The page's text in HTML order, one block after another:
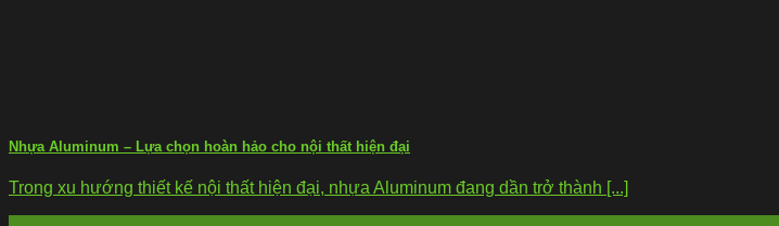
Nhựa Aluminum – Lựa chọn hoàn hảo cho nội thất hiện đại
Trong xu hướng thiết kế nội thất hiện đại, nhựa Aluminum đang dần trở thành [...]